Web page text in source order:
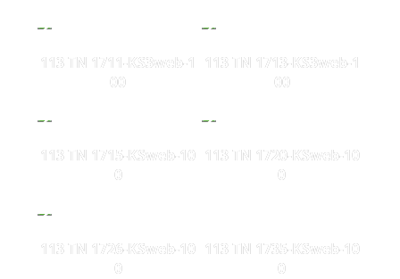
113 TN 1711-KS3web-1
00
113 TN 1713-KS3web-1
00
113 TN 1715-KSweb-10
0
113 TN 1720-KSweb-10
0
113 TN 1726-KSweb-10
0
113 TN 1735-KSweb-10
0